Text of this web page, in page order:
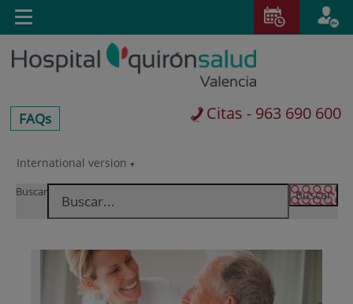
Saltar al contenido
Saltar
contenido
Selector
idioma
activo
es
International version
centros-
faq
FAQs Citas - 963 690 600
Buscar
Toggle
navigation